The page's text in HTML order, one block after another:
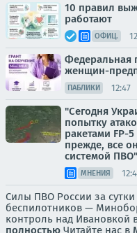
10 правил
работают
ОФИЦ.
Федеральная
женщин-
ПАБЛИКИ 12:47
"Сегодня
попытку
ракетами FP-
прежде, все
системой ПВО"
МНЕНИЯ
Силы ПВО России за
беспилотников —
контроль над Ивановкой
полностью Читайте нас в